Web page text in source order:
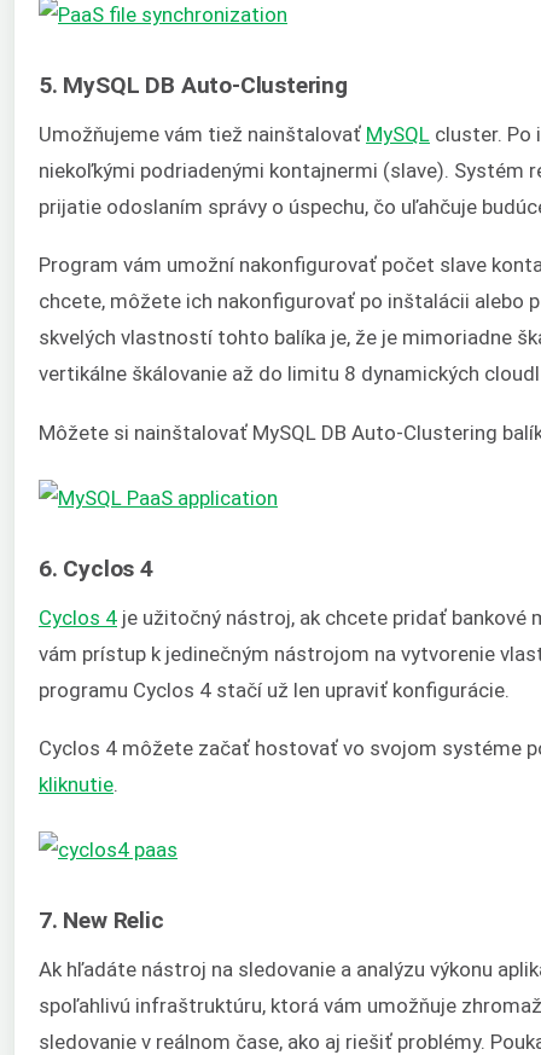
5. MySQL DB Auto-Clustering
Umožňujeme vám tiež nainštalovať MySQL cluster. Po
niekoľkými podriadenými kontajnermi (slave). Systém
prijatie odoslaním správy o úspechu, čo uľahčuje
Program vám umožní nakonfigurovať počet slave
chcete, môžete ich nakonfigurovať po inštalácii alebo
skvelých vlastností tohto balíka je, že je mimoriadne
vertikálne škálovanie až do limitu 8 dynamických
Môžete si nainštalovať MySQL DB Auto-Clustering
6. Cyclos 4
Cyclos 4 je užitočný nástroj, ak chcete pridať bankové
vám prístup k jedinečným nástrojom na vytvorenie
programu Cyclos 4 stačí už len upraviť konfigurácie.
Cyclos 4 môžete začať hostovať vo svojom systéme
kliknutie.
7. New Relic
Ak hľadáte nástroj na sledovanie a analýzu výkonu
spoľahlivú infraštruktúru, ktorá vám umožňuje
sledovanie v reálnom čase, ako aj riešiť problémy.